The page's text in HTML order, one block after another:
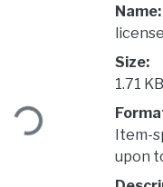
Name:
Size:
1.71 KB
Item-
upon